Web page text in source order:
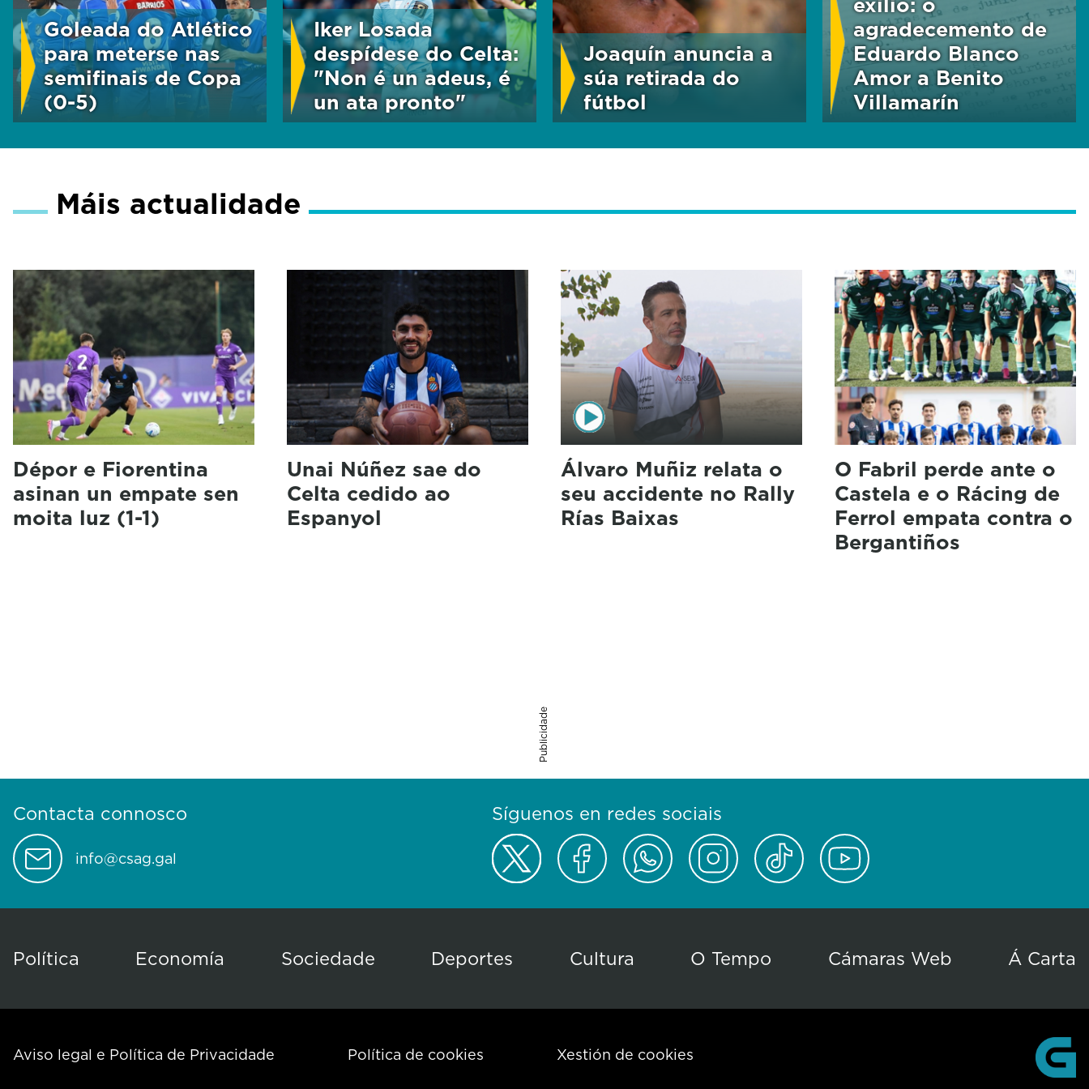
Goleada do Atlético
para meterse nas
semifinais de Copa
(0-5)
Iker Losada
despídese do Celta:
"Non é un adeus, é
un ata pronto"
Joaquín anuncia a
súa retirada do
fútbol
agradecemento de
Eduardo Blanco
Amor a Benito
Villamarín
Máis actualidade
Dépor e Fiorentina
asinan un empate sen
moita luz (1-1)
Unai Núñez sae do
Celta cedido ao
Espanyol
Álvaro Muñiz relata o
seu accidente no Rally
Rías Baixas
O Fabril perde ante o
Castela e o Rácing de
Ferrol empata contra o
Bergantiños
Publicidade
Contacta connosco
info@csag.gal
Síguenos en redes sociais
Política Economía Sociedade Deportes Cultura O Tempo Cámaras Web Á Carta
Aviso legal e Política de Privacidade Política de cookies Xestión de cookies